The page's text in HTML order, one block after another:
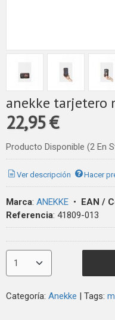
anekke tarjetero
22,95 €
Producto Disponible (2 En
Ver descripción Hacer
Marca: ANEKKE • EAN /
Referencia: 41809-013
Categoría: Anekke | Tags: